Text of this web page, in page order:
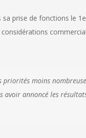
prise de fonctions le
priorités moins
avoir annoncé les